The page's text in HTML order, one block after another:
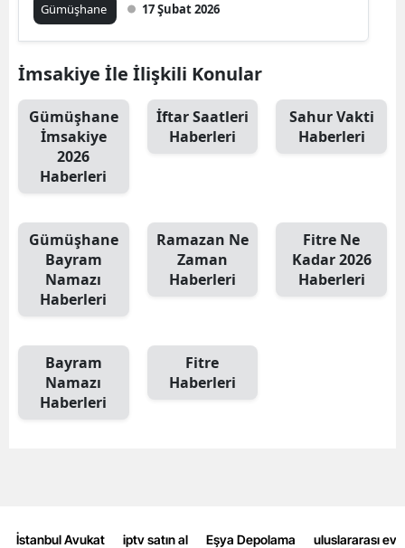
Elazığ
Erzincan
Erzurum
Eskişehir
Giresun
Gümüşhane
Hakkari
Isparta
Gümüşhane 17 Şubat 2026
İmsakiye İle İlişkili Konular
Gümüşhane
İmsakiye
2026
Haberleri
İftar Saatleri
Haberleri
Sahur Vakti
Haberleri
Gümüşhane
Bayram
Namazı
Haberleri
Ramazan Ne
Zaman
Haberleri
Fitre Ne
Kadar 2026
Haberleri
Bayram
Namazı
Haberleri
Fitre
Haberleri
İstanbul Avukat iptv satın al Eşya Depolama uluslararası